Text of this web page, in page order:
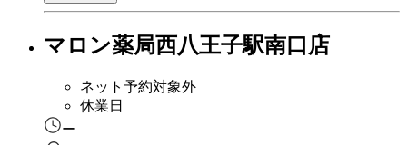
マロン薬局西八王子駅南口店
ネット予約対象外
休業日
ー